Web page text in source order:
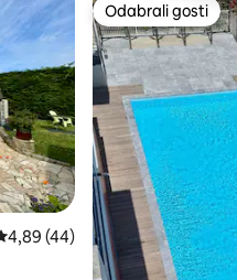
ocjena: 4,89/5,
4,89 (44)
Odabrali gosti
Odabrali gosti